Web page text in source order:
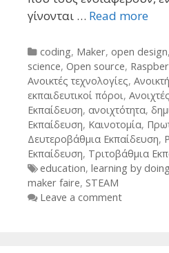
γίνονται … Read more
Categories
coding, Maker, open design,
science, Open source,
Ανοικτές τεχνολογίες,
εκπαιδευτικοί πόροι,
Εκπαίδευση, ανοιχτότητα,
Εκπαίδευση, Καινοτομία,
Δευτεροβάθμια Εκπαίδευση,
Εκπαίδευση, Τριτοβάθμια
Tags
education, learning by doing
maker faire, STEAM
Leave a comment